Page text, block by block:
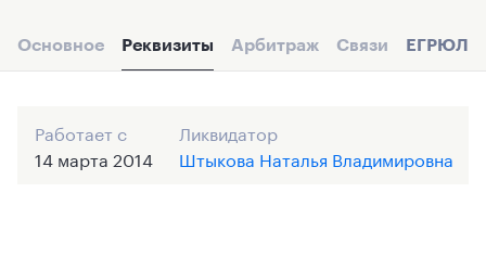
Основное Реквизиты Арбитраж Связи ЕГРЮЛ
Работает с
14 марта 2014
Ликвидатор
Штыкова Наталья Владимировна